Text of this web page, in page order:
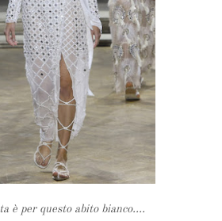
è per questo abito bianco....